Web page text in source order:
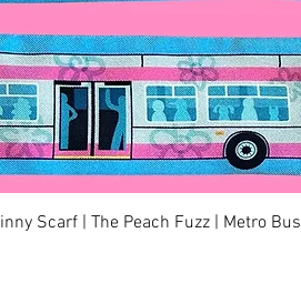
快速瀏覽
Scarf | The Peach Fuzz | Metro Bus